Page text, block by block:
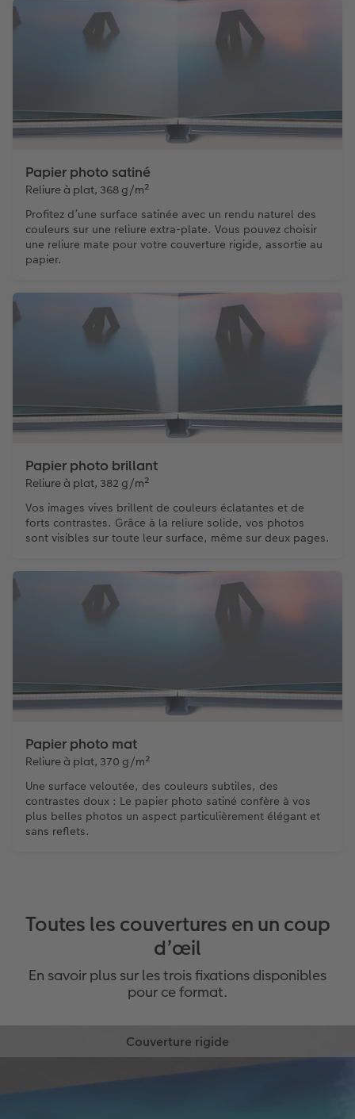
Papier photo satiné
Reliure à plat, 368 g/m²
Profitez d’une surface satinée avec un rendu naturel des
couleurs sur une reliure extra-plate. Vous pouvez choisir
une reliure mate pour votre couverture rigide, assortie au
papier.
Papier photo brillant
Reliure à plat, 382 g/m²
Vos images vives brillent de couleurs éclatantes et de
forts contrastes. Grâce à la reliure solide, vos photos
sont visibles sur toute leur surface, même sur deux pages.
Papier photo mat
Reliure à plat, 370 g/m²
Une surface veloutée, des couleurs subtiles, des
contrastes doux : Le papier photo satiné confère à vos
plus belles photos un aspect particulièrement élégant et
sans reflets.
Toutes les couvertures en un coup
d’œil
En savoir plus sur les trois fixations disponibles
pour ce format.